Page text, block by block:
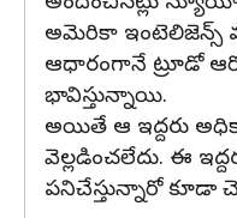
అమెరికా ఇంటెలిజెన్స్
ఆధారంగానే ట్రూడో
భావిస్తున్నాయి.
అయితే ఆ ఇద్దరు
వెల్లడించలేదు. ఈ
పనిచేస్తున్నారో కూడా